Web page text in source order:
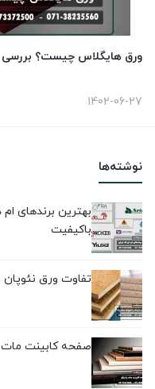
نوشته‌ها
باکیفیت
تفاوت ورق
صفحه کابینت مات
ورق هایگلاس چیست؟ بررسی
1402-06-27